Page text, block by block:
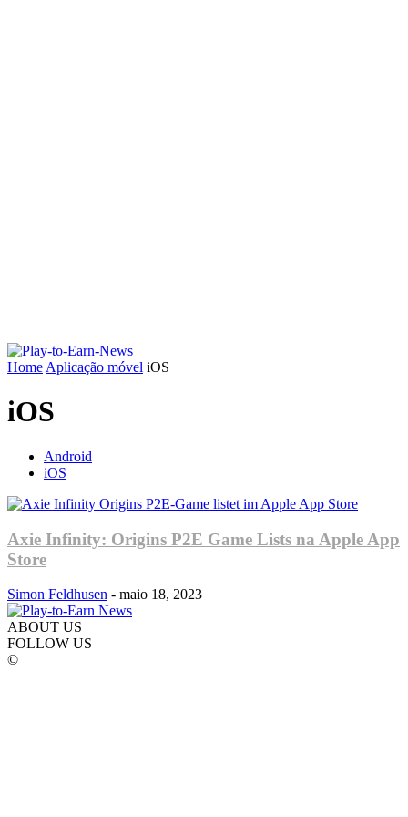
Home Aplicação móvel iOS
iOS
Android
iOS
Axie Infinity: Origins P2E Game Lists na Apple App
Store
Simon Feldhusen - maio 18, 2023
ABOUT US
FOLLOW US
©